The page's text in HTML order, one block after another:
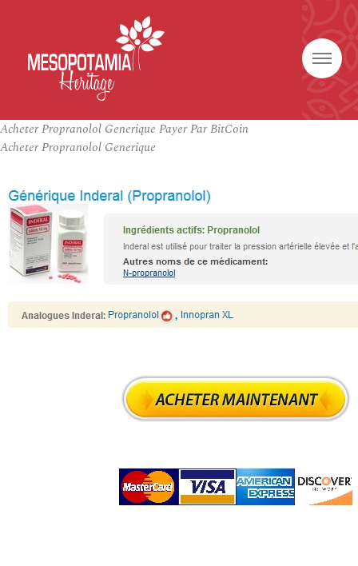
Acheter Propranolol Generique Payer Par BitCoin
Acheter Propranolol Generique